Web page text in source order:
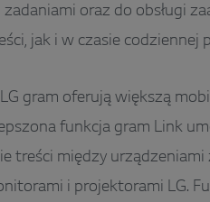
oraz do obsługi
jak i w czasie codziennej
gram oferują większą
funkcja gram Link
treści między
i projektorami LG.